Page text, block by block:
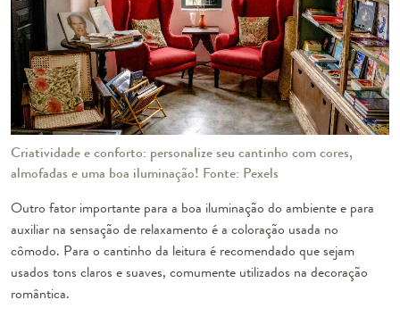
Criatividade e conforto: personalizeseu cantinho com cores,
almofadas e uma boa iluminação! Fonte: Pexels
Outro fator importante para a boa iluminação do ambiente e para
auxiliar na sensação de relaxamento é a coloração usada no
cômodo. Para o cantinho da leitura é recomendado que sejam
usados tons claros e suaves, comumente utilizados na decoração
romântica.